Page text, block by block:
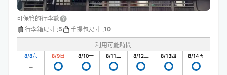
可保管的行李數
行李箱尺寸 :5 手提包尺寸 :10
利用可能時間
8/8六 8/9日 8/10一 8/11二 8/12三 8/13四 8/14五